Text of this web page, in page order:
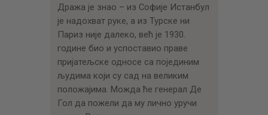
Дража је знао – из Софије Истанбул
је надохват руке, а из Турске ни
Париз није далеко, већ је 1930.
године био и успоставио праве
пријатељске односе са појединим
људима који су сад на великим
положајима. Можда ће генерал Де
Гол да пожели да му лично уручи